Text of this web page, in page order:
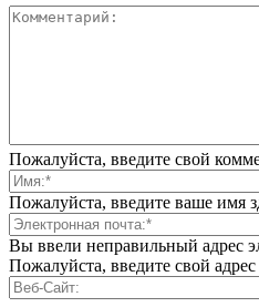
Пожалуйста, введите свой
Пожалуйста, введите ваше имя
Вы ввели неправильный адрес
Пожалуйста, введите свой